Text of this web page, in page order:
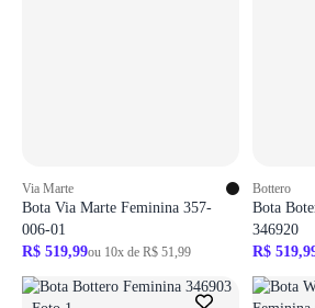
Via Marte
Bota Via Marte Feminina 357-
006-01
R$ 519,99ou 10x de R$ 51,99
Bottero
Bota
346920
R$